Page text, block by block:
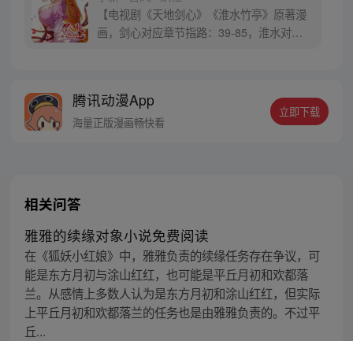
【电视剧《天地剑心》《淮水竹亭》原著漫
画，剑心对应章节指路：39-85，淮水对应
腾讯动漫App
海量正版漫画畅快看
立即下载
相关问答
雅雅的续缘对象小说免费阅读
在《狐妖小红娘》中，雅雅负责的续缘任务存在争议，可
能是东方月初与涂山红红，也可能是平丘月初和欢都落
兰。从感情上多数人认为是东方月初和涂山红红，但实际
上平丘月初和欢都落兰的任务也是由雅雅负责的。不过平
丘...